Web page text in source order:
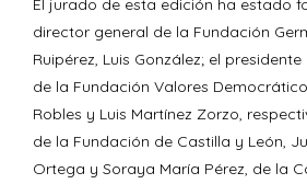
El jurado de esta edición ha estado
director general de la Fundación
Ruipérez, Luis González; el
de la Fundación Valores
Robles y Luis Martínez Zorzo,
de la Fundación de Castilla y León,
Ortega y Soraya María Pérez, de la